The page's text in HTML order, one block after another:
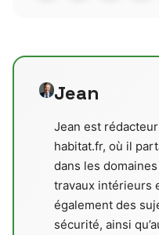
Jean
Jean est
habitat.fr, où il
dans les
travaux intérieurs
également des
sécurité, ainsi